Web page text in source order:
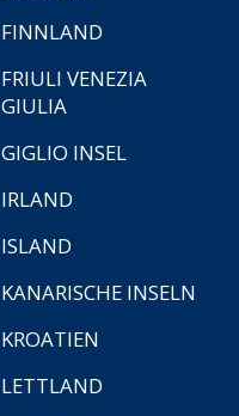
FINNLAND
FRIULI VENEZIA
GIULIA
GIGLIO INSEL
IRLAND
ISLAND
KANARISCHE INSELN
KROATIEN
LETTLAND